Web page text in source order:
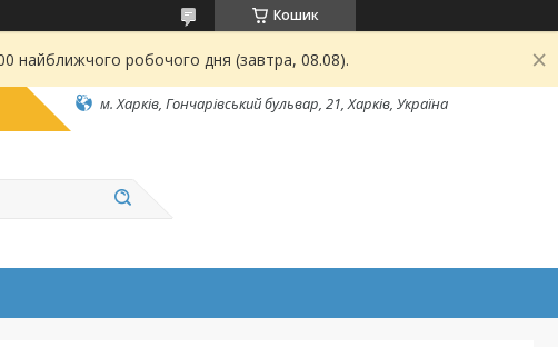
Кошик
найближчого робочого дня (завтра, 08.08).
м. Харків, Гончарівський бульвар, 21, Харків, Україна